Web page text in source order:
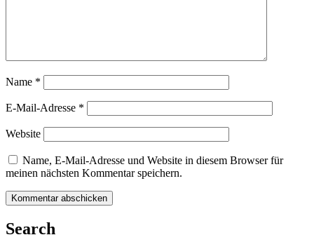
Name *
E-Mail-Adresse *
Website
Name, E-Mail-Adresse und Website in diesem Browser für
meinen nächsten Kommentar speichern.
Search